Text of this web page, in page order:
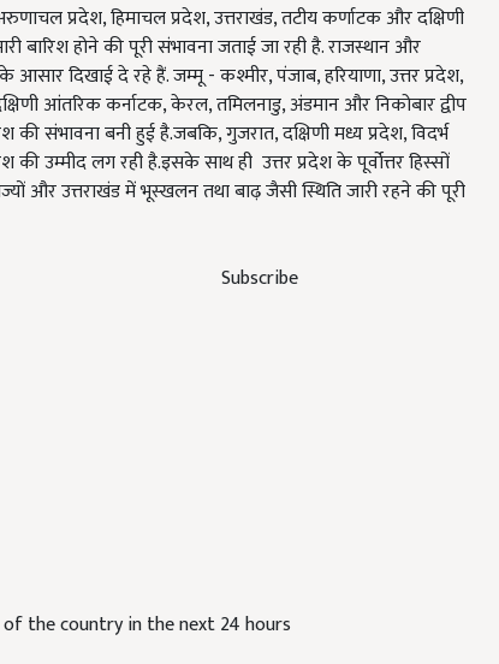
Subscribe
प्रदेश, हिमाचल प्रदेश, उत्तराखंड, तटीय कर्णाटक और दक्षिणी
बारिश होने की पूरी संभावना जताई जा रही है. राजस्थान और
दिखाई दे रहे हैं. जम्मू - कश्मीर, पंजाब, हरियाणा, उत्तर प्रदेश,
दक्षिणी आंतरिक कर्नाटक, केरल, तमिलनाडु, अंडमान और निकोबार द्वीप
संभावना बनी हुई है.जबकि, गुजरात, दक्षिणी मध्य प्रदेश, विदर्भ
उम्मीद लग रही है.इसके साथ ही उत्तर प्रदेश के पूर्वोत्तर हिस्सों
और उत्तराखंड में भूस्खलन तथा बाढ़ जैसी स्थिति जारी रहने की पूरी
the country in the next 24 hours